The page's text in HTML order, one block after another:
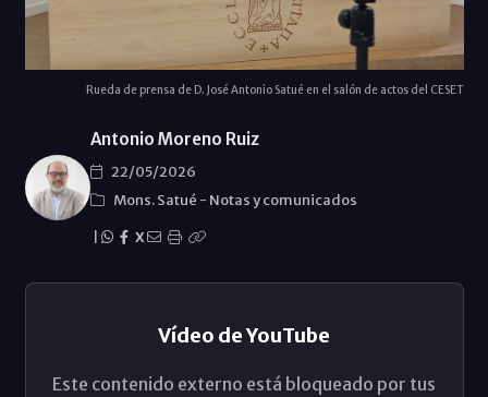
Rueda de prensa de D. José Antonio Satué en el salón de actos del CESET
Antonio Moreno Ruiz
22/05/2026
Mons. Satué - Notas y comunicados
X
Vídeo de YouTube
Este contenido externo está bloqueado por tus